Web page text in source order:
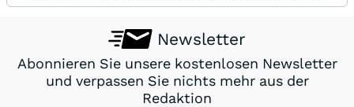
Newsletter
Abonnieren Sie unsere kostenlosen Newsletter
und verpassen Sie nichts mehr aus der
Redaktion